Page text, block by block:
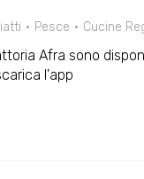
Pesce Cucine
Afra sono
l'app